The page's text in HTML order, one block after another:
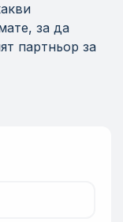
за да
партньор за